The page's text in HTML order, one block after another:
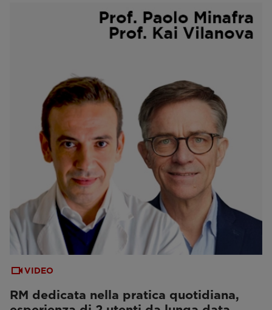
VIDEO
RM dedicata nella pratica quotidiana,